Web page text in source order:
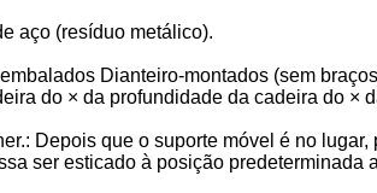
aço (resíduo metálico).
Dianteiro-montados (sem
do × da profundidade da cadeira do ×
Depois que o suporte móvel é no
ser esticado à posição predeterminada